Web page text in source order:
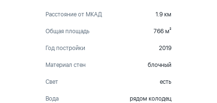
Расстояние от МКАД 1.9 км
Общая площадь 766 м²
Год постройки 2019
Материал стен блочный
Свет есть
Вода рядом колодец